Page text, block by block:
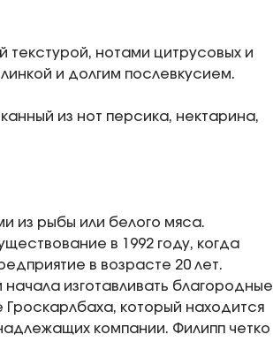
текстурой, нотами цитрусовых и
и долгим послевкусием.
из нот персика, нектарина,
из рыбы или белого мяса.
в 1992 году, когда
в возрасте 20 лет.
изготавливать благородные
Гроскарлбаха, который находится
компании. Филипп четко